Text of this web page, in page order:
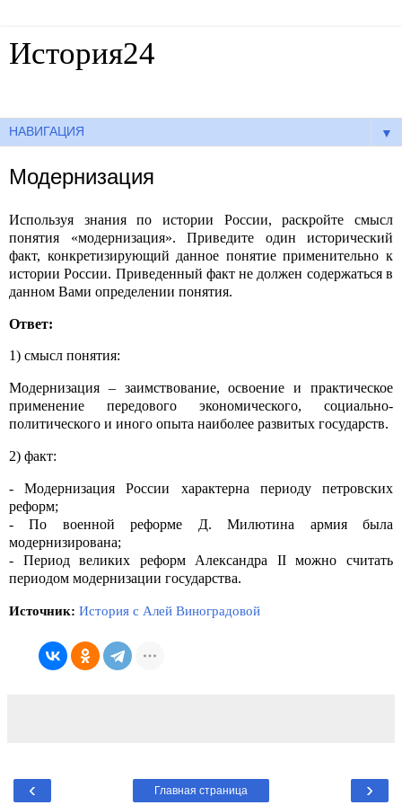
История24
▼
Модернизация
Используя знания по истории России, раскройте смысл
понятия «модернизация». Приведите один исторический
факт, конкретизирующий данное понятие применительно к
истории России. Приведенный факт не должен содержаться в
данном Вами определении понятия.
Ответ:
1) смысл понятия:
Модернизация – заимствование, освоение и практическое
применение передового экономического, социально-
политического и иного опыта наиболее развитых государств.
2) факт:
- Модернизация России характерна периоду петровских
реформ;
- По военной реформе Д. Милютина армия была
модернизирована;
- Период великих реформ Александра II можно считать
периодом модернизации государства.
Источник: История с Алей Виноградовой
‹ ›
Главная страница